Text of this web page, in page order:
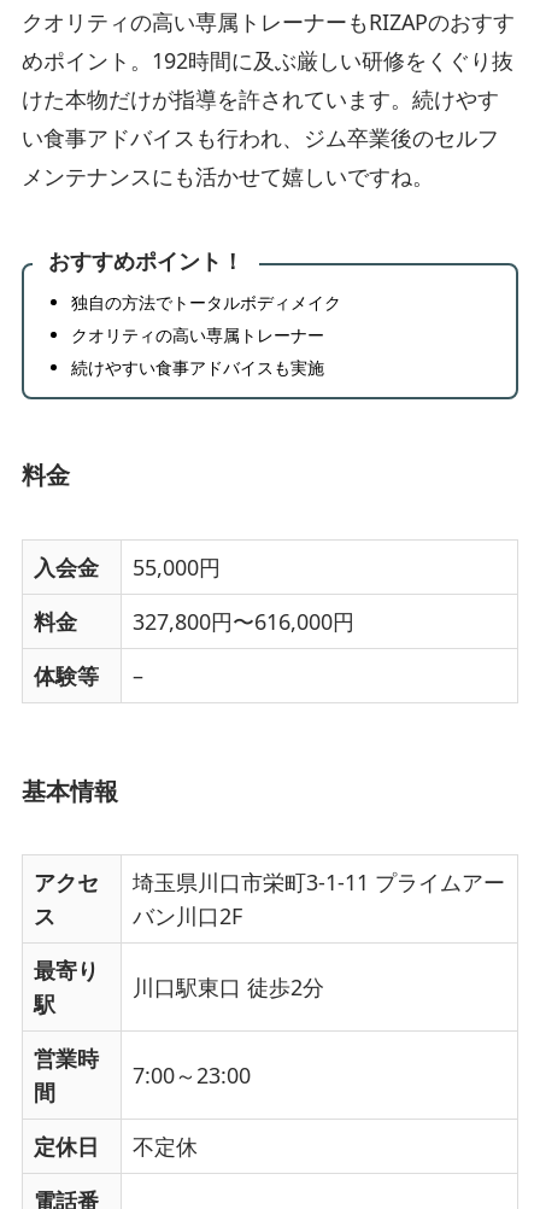
クオリティの高い専属トレーナーもRIZAPのおすす
めポイント。192時間に及ぶ厳しい研修をくぐり抜
けた本物だけが指導を許されています。続けやす
い食事アドバイスも行われ、ジム卒業後のセルフ
メンテナンスにも活かせて嬉しいですね。
おすすめポイント！
独自の方法でトータルボディメイク
クオリティの高い専属トレーナー
続けやすい食事アドバイスも実施
料金
入会金
55,000円
料金
327,800円〜616,000円
体験等
–
基本情報
アクセ
ス
埼玉県川口市栄町3-1-11 プライムアー
バン川口2F
最寄り
駅
川口駅東口 徒歩2分
営業時
間
7:00～23:00
定休日
不定休
電話番